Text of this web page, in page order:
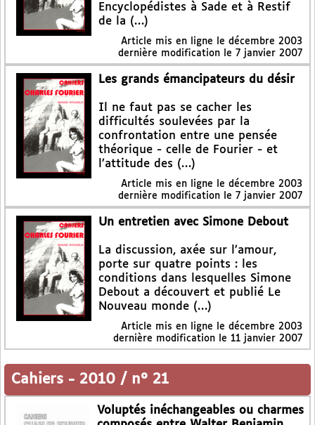
Encyclopédistes à Sade et à Restif
de la (…)
Article mis en ligne le décembre 2003
dernière modification le 7 janvier 2007
Les grands émancipateurs du désir
Il ne faut pas se cacher les
difficultés soulevées par la
confrontation entre une pensée
théorique - celle de Fourier - et
l’attitude des (…)
Article mis en ligne le décembre 2003
dernière modification le 7 janvier 2007
Un entretien avec Simone Debout
La discussion, axée sur l’amour,
porte sur quatre points : les
conditions dans lesquelles Simone
Debout a découvert et publié Le
Nouveau monde (…)
Article mis en ligne le décembre 2003
dernière modification le 11 janvier 2007
Cahiers - 2010 / n° 21
Voluptés inéchangeables ou charmes